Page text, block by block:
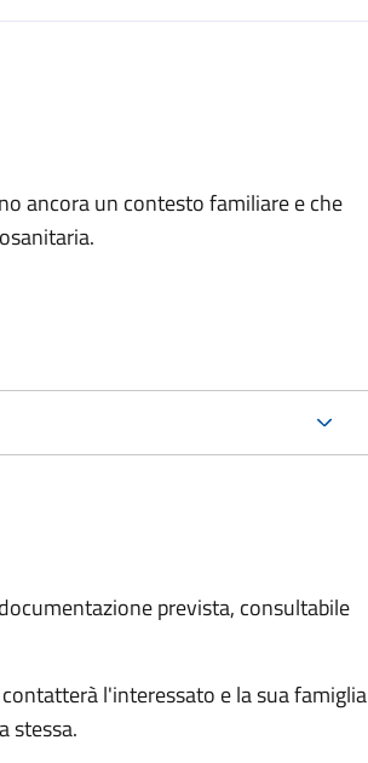
ancora un contesto familiare e che
prevista, consultabile
l'interessato e la sua famiglia
stessa.